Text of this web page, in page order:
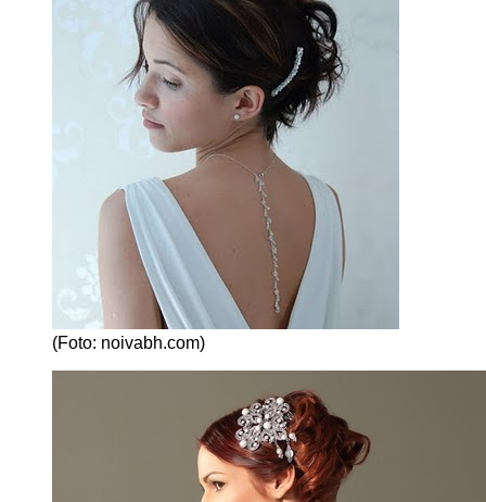
(Foto: noivabh.com)